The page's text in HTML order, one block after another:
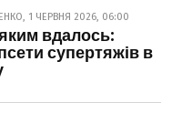
1 ЧЕРВНЯ 2026, 06:00
вдалось:
супертяжів в